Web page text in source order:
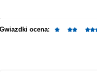
Gwiazdki ocena: